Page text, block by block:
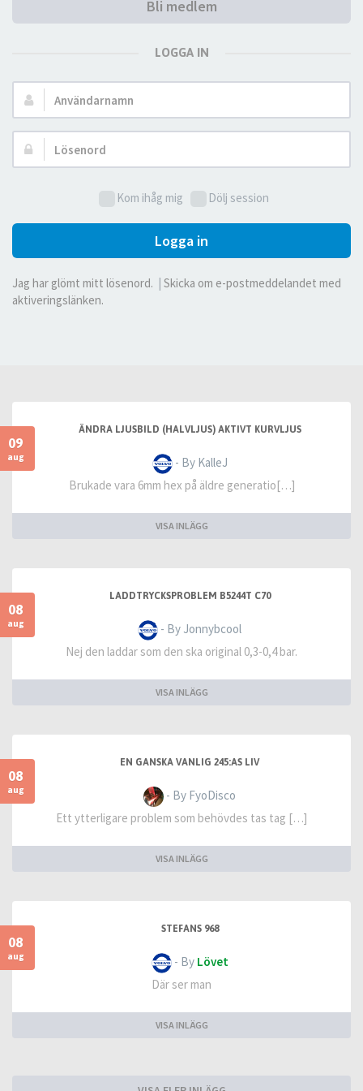
Bli medlem
LOGGA IN
Användarnamn:
Lösenord:
Kom ihåg mig Dölj session
Logga in
Jag har glömt mitt lösenord.
Skicka om e-postmeddelandet med
aktiveringslänken.
09
aug
ÄNDRA LJUSBILD (HALVLJUS) AKTIVT KURVLJUS
- By KalleJ
Brukade vara 6mm hex på äldre generatio[…]
VISA INLÄGG
08
aug
LADDTRYCKSPROBLEM B5244T C70
- By Jonnybcool
Nej den laddar som den ska original 0,3-0,4 bar.
VISA INLÄGG
08
aug
EN GANSKA VANLIG 245:AS LIV
- By FyoDisco
Ett ytterligare problem som behövdes tas tag […]
VISA INLÄGG
08
aug
STEFANS 968
- By Lövet
Där ser man
VISA INLÄGG